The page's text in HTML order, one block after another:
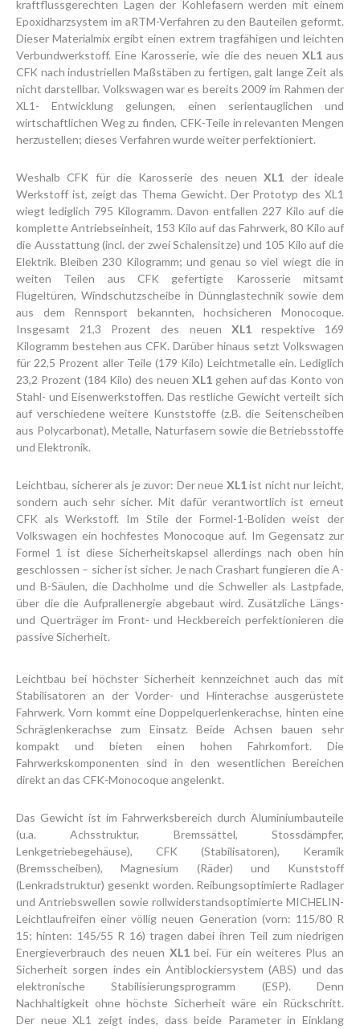
kraftflussgerechten Lagen der Kohlefasern werden mit einem
Epoxidharzsystem im aRTM-Verfahren zu den Bauteilen geformt.
Dieser Materialmix ergibt einen extrem tragfähigen und leichten
Verbundwerkstoff. Eine Karosserie, wie die des neuen XL1aus
CFK nach industriellen Maßstäben zu fertigen, galt lange Zeit als
nicht darstellbar. Volkswagen war es bereits 2009 im Rahmen der
XL1- Entwicklung gelungen, einen serientauglichen und
wirtschaftlichen Weg zu finden, CFK-Teile in relevanten Mengen
herzustellen; dieses Verfahren wurde weiter perfektioniert.
Weshalb CFK für die Karosserie des neuenXL1 der ideale
Werkstoff ist, zeigt das Thema Gewicht. Der Prototyp des XL1
wiegt lediglich 795 Kilogramm. Davon entfallen 227 Kilo auf die
komplette Antriebseinheit, 153 Kilo auf das Fahrwerk, 80 Kilo auf
die Ausstattung (incl. der zwei Schalensitze) und 105 Kilo auf die
Elektrik. Bleiben 230 Kilogramm; und genau so viel wiegt die in
weiten Teilen aus CFK gefertigte Karosserie mitsamt
Flügeltüren, Windschutzscheibe in Dünnglastechnik sowie dem
aus dem Rennsport bekannten, hochsicheren Monocoque.
Insgesamt 21,3 Prozent des neuen XL1respektive 169
Kilogramm bestehen aus CFK. Darüber hinaus setzt Volkswagen
für 22,5 Prozent aller Teile (179 Kilo) Leichtmetalle ein. Lediglich
23,2 Prozent (184 Kilo) des neuen XL1gehen auf das Konto von
Stahl- und Eisenwerkstoffen. Das restliche Gewicht verteilt sich
auf verschiedene weitere Kunststoffe (z.B. die Seitenscheiben
aus Polycarbonat), Metalle, Naturfasern sowie die Betriebsstoffe
und Elektronik.
Leichtbau, sicherer als je zuvor: Der neue XL1ist nicht nur leicht,
sondern auch sehr sicher. Mit dafür verantwortlich ist erneut
CFK als Werkstoff. Im Stile der Formel-1-Boliden weist der
Volkswagen ein hochfestes Monocoque auf. Im Gegensatz zur
Formel 1 ist diese Sicherheitskapsel allerdings nach oben hin
geschlossen – sicher ist sicher. Je nach Crashart fungieren die A-
und B-Säulen, die Dachholme und die Schweller als Lastpfade,
über die die Aufprallenergie abgebaut wird. Zusätzliche Längs-
und Querträger im Front- und Heckbereich perfektionieren die
passive Sicherheit.
Leichtbau bei höchster Sicherheit kennzeichnet auch das mit
Stabilisatoren an der Vorder- und Hinterachse ausgerüstete
Fahrwerk. Vorn kommt eine Doppelquerlenkerachse, hinten eine
Schräglenkerachse zum Einsatz. Beide Achsen bauen sehr
kompakt und bieten einen hohen Fahrkomfort. Die
Fahrwerkskomponenten sind in den wesentlichen Bereichen
direkt an das CFK-Monocoque angelenkt.
Das Gewicht ist im Fahrwerksbereich durch Aluminiumbauteile
(u.a. Achsstruktur, Bremssättel, Stossdämpfer,
Lenkgetriebegehäuse), CFK (Stabilisatoren), Keramik
(Bremsscheiben), Magnesium (Räder) und Kunststoff
(Lenkradstruktur) gesenkt worden. Reibungsoptimierte Radlager
und Antriebswellen sowie rollwiderstandsoptimierte MICHELIN-
Leichtlaufreifen einer völlig neuen Generation (vorn: 115/80 R
15; hinten: 145/55 R 16) tragen dabei ihren Teil zum niedrigen
Energieverbrauch des neuen XL1bei. Für ein weiteres Plus an
Sicherheit sorgen indes ein Antiblockiersystem (ABS) und das
elektronische Stabilisierungsprogramm (ESP). Denn
Nachhaltigkeit ohne höchste Sicherheit wäre ein Rückschritt.
Der neue XL1 zeigt indes, dass beide Parameter in Einklang